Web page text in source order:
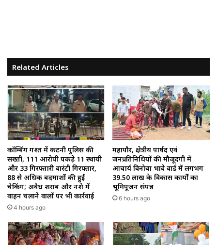
Related Articles
कॉम्बिंग गश्त में कटनी पुलिस की
सख्ती, 111 आरोपी पकड़े 11 स्थायी
और 33 गिरफ्तारी वारंटी गिरफ्तार,
88 से अधिक बदमाशों की हुई
चेकिंग; अवैध शराब और नशे में
वाहन चलाने वालों पर भी कार्रवाई
4 hours ago
महापौर, क्षेत्रीय पार्षद एवं
जनप्रतिनिधियों की मौजूदगी में
आचार्य विनोबा भावे वार्ड में लगभग
39.50 लाख के विकास कार्यों का
भूमिपूजन संपन्न
6 hours ago